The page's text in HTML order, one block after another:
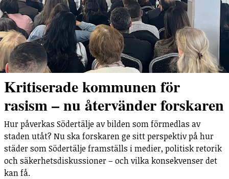
Kritiserade kommunen för
rasism – nu återvänder forskaren
Hur påverkas Södertälje av bilden som förmedlas av
staden utåt? Nu ska forskaren ge sitt perspektiv på hur
städer som Södertälje framställs i medier, politisk retorik
och säkerhetsdiskussioner – och vilka konsekvenser det
kan få.